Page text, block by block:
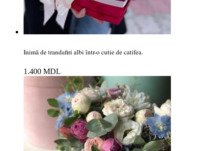
Inimă de trandafiri albi într-o cutie de catifea.
1.400 MDL